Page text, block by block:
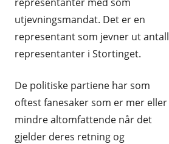
utjevningsmandat. Det er en
representant som jevner ut antall
representanter i Stortinget.
De politiske partiene har som
oftest fanesaker som er mer eller
mindre altomfattende når det
gjelder deres retning og